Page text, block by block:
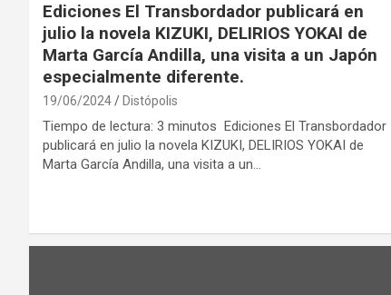
Ediciones El Transbordador publicará en
julio la novela KIZUKI, DELIRIOS YOKAI de
Marta García Andilla, una visita a un Japón
especialmente diferente.
19/06/2024 Distópolis
Tiempo de lectura: 3 minutos Ediciones El Transbordador
publicará en julio la novela KIZUKI, DELIRIOS YOKAI de
Marta García Andilla, una visita a un…